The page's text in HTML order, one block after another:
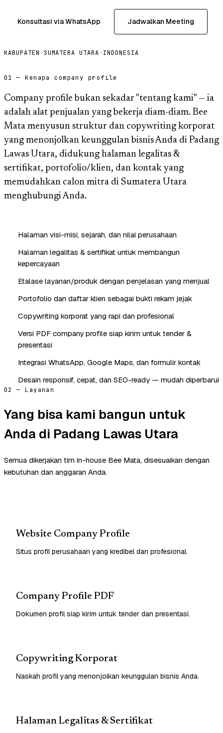
Konsultasi via WhatsApp Jadwalkan Meeting
KABUPATEN · SUMATERA UTARA · INDONESIA
01 — Kenapa company profile
Company profile bukan sekadar "tentang kami" — ia
adalah alat penjualan yang bekerja diam-diam. Bee
Mata menyusun struktur dan copywriting korporat
yang menonjolkan keunggulan bisnis Anda di Padang
Lawas Utara, didukung halaman legalitas &
sertifikat, portofolio/klien, dan kontak yang
memudahkan calon mitra di Sumatera Utara
menghubungi Anda.
Halaman visi-misi, sejarah, dan nilai perusahaan
Halaman legalitas & sertifikat untuk membangun
kepercayaan
Etalase layanan/produk dengan penjelasan yang menjual
Portofolio dan daftar klien sebagai bukti rekam jejak
Copywriting korporat yang rapi dan profesional
Versi PDF company profile siap kirim untuk tender &
presentasi
Integrasi WhatsApp, Google Maps, dan formulir kontak
Desain responsif, cepat, dan SEO-ready — mudah diperbarui
02 — Layanan
Yang bisa kami bangun untuk
Anda di Padang Lawas Utara
Semua dikerjakan tim in-house Bee Mata, disesuaikan dengan
kebutuhan dan anggaran Anda.
Website Company Profile
Situs profil perusahaan yang kredibel dan profesional.
Company Profile PDF
Dokumen profil siap kirim untuk tender dan presentasi.
Copywriting Korporat
Naskah profil yang menonjolkan keunggulan bisnis Anda.
Halaman Legalitas & Sertifikat